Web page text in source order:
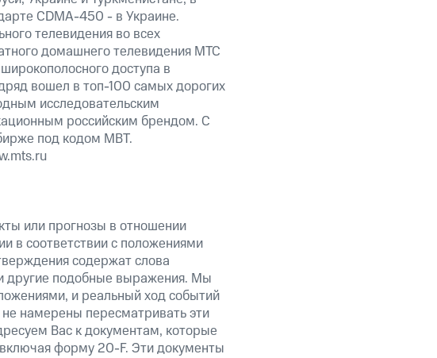
CDMA-450 - в Украине.
телевидения во всех
домашнего телевидения МТС
доступа в
вошел в топ-100 самых дорогих
исследовательским
российским брендом. С
под кодом MBT.
или прогнозы в отношении
в соответствии с положениями
содержат слова
другие подобные выражения. Мы
и реальный ход событий
намерены пересматривать эти
Вас к документам, которые
форму 20-F. Эти документы